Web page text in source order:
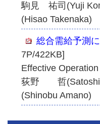
駒見 祐司(Yuji
(Hisao Takenaka)
総合需給予測
7P/422KB]
Effective
荻野 哲(Satoshi
(Shinobu Amano)